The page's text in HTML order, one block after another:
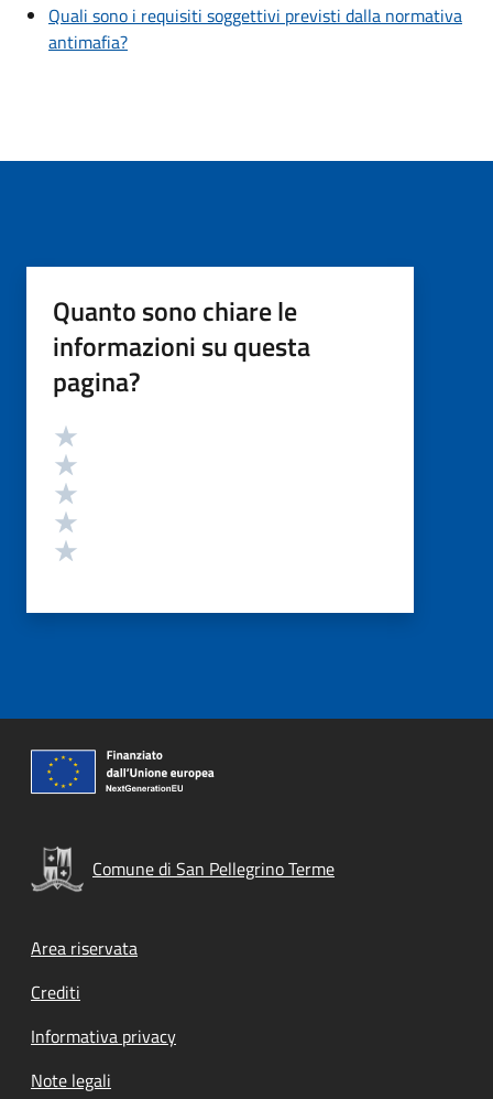
Quali sono i requisiti soggettivi previsti dalla normativa
antimafia?
Quanto sono chiare le
informazioni su questa
pagina?
Valutazione
Comune di San Pellegrino Terme
Footer menu
Area riservata
Crediti
Informativa privacy
Note legali